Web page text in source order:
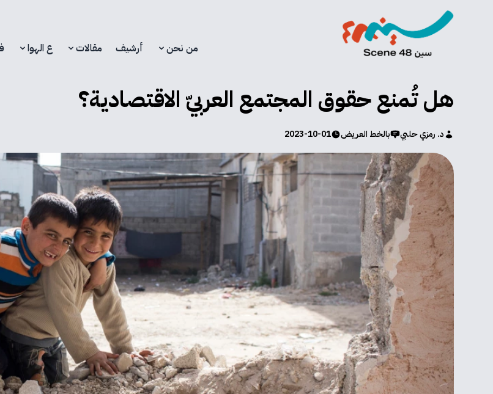
من نحن أرشيف مقالات ع الهوا
هل تُمنع حقوق المجتمع العربيّ الاقتصادية؟
د. رمزي حلبي بالخط العريض 2023-10-01